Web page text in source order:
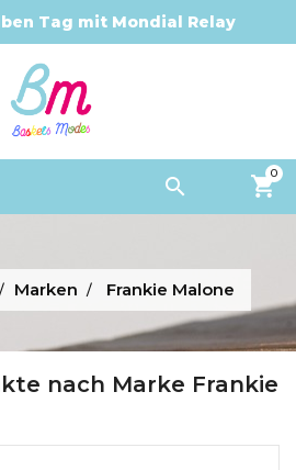
Tag mit Mondial Relay

0
Marken Frankie Malone
nach Marke Frankie